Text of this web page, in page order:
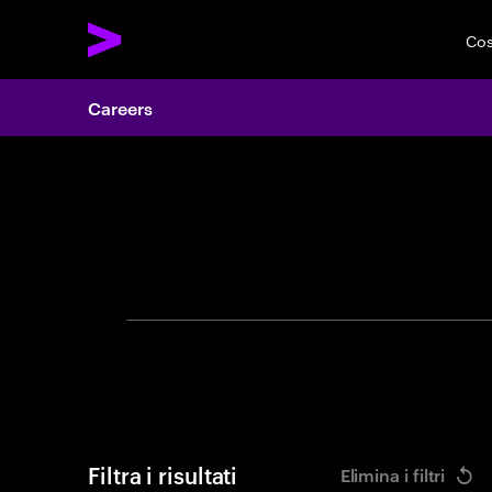
Careers
Filtra i risultati Elimina i filtri